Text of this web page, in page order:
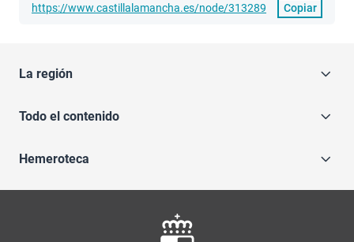
https://www.castillalamancha.es/node/313289
Copiar
La región
Todo el contenido
Hemeroteca